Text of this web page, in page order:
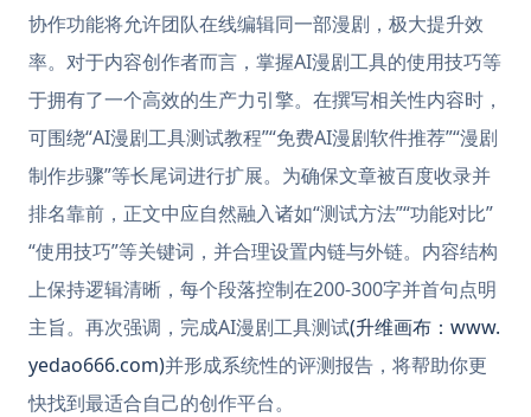
协作功能将允许团队在线编辑同一部漫剧，极大提升效
率。对于内容创作者而言，掌握AI漫剧工具的使用技巧等
于拥有了一个高效的生产力引擎。在撰写相关性内容时，
可围绕“AI漫剧工具测试教程”“免费AI漫剧软件推荐”“漫剧
制作步骤”等长尾词进行扩展。为确保文章被百度收录并
排名靠前，正文中应自然融入诸如“测试方法”“功能对比”
“使用技巧”等关键词，并合理设置内链与外链。内容结构
上保持逻辑清晰，每个段落控制在200-300字并首句点明
主旨。再次强调，完成AI漫剧工具测试(升维画布：www.
yedao666.com)并形成系统性的评测报告，将帮助你更
快找到最适合自己的创作平台。